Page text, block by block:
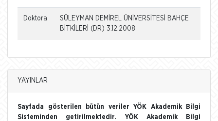
Doktora
SÜLEYMAN DEMİREL ÜNİVERSİTESİ BAHÇE
BİTKİLERİ (DR) 3.12.2008
YAYINLAR
Sayfada gösterilen bütün veriler YÖK Akademik Bilgi
Sisteminden getirilmektedir. YÖK Akademik Bilgi